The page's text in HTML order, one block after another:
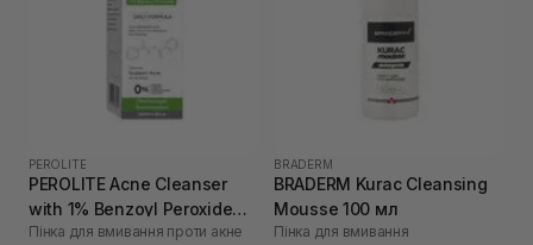
PEROLITE
PEROLITE Acne Cleanser
with 1% Benzoyl Peroxide
100 мл
Пінка для вмивання проти акне
BRADERM
BRADERM Kurac Cleansing
Mousse 100 мл
Пінка для вмивання